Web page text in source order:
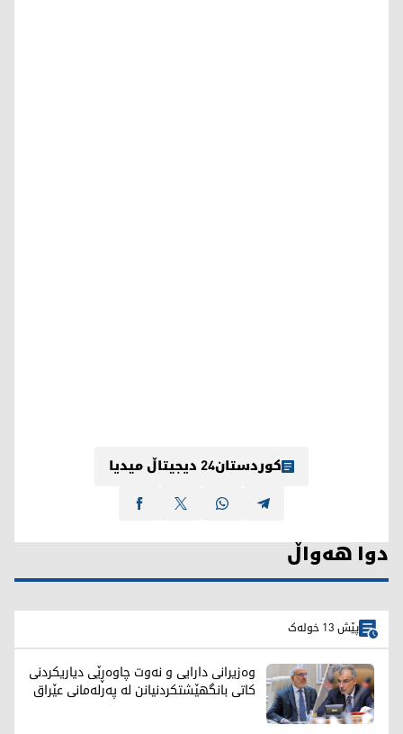
کوردستان24 دیجیتاڵ میدیا
دوا هەواڵ
پێش 13 خولەک
وەزیرانی دارایی و نەوت چاوەڕێی دیاریکردنی
کاتی بانگهێشتکردنیانن لە پەرلەمانی عێراق